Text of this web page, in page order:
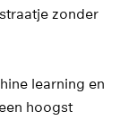
zonder
learning en
hoogst